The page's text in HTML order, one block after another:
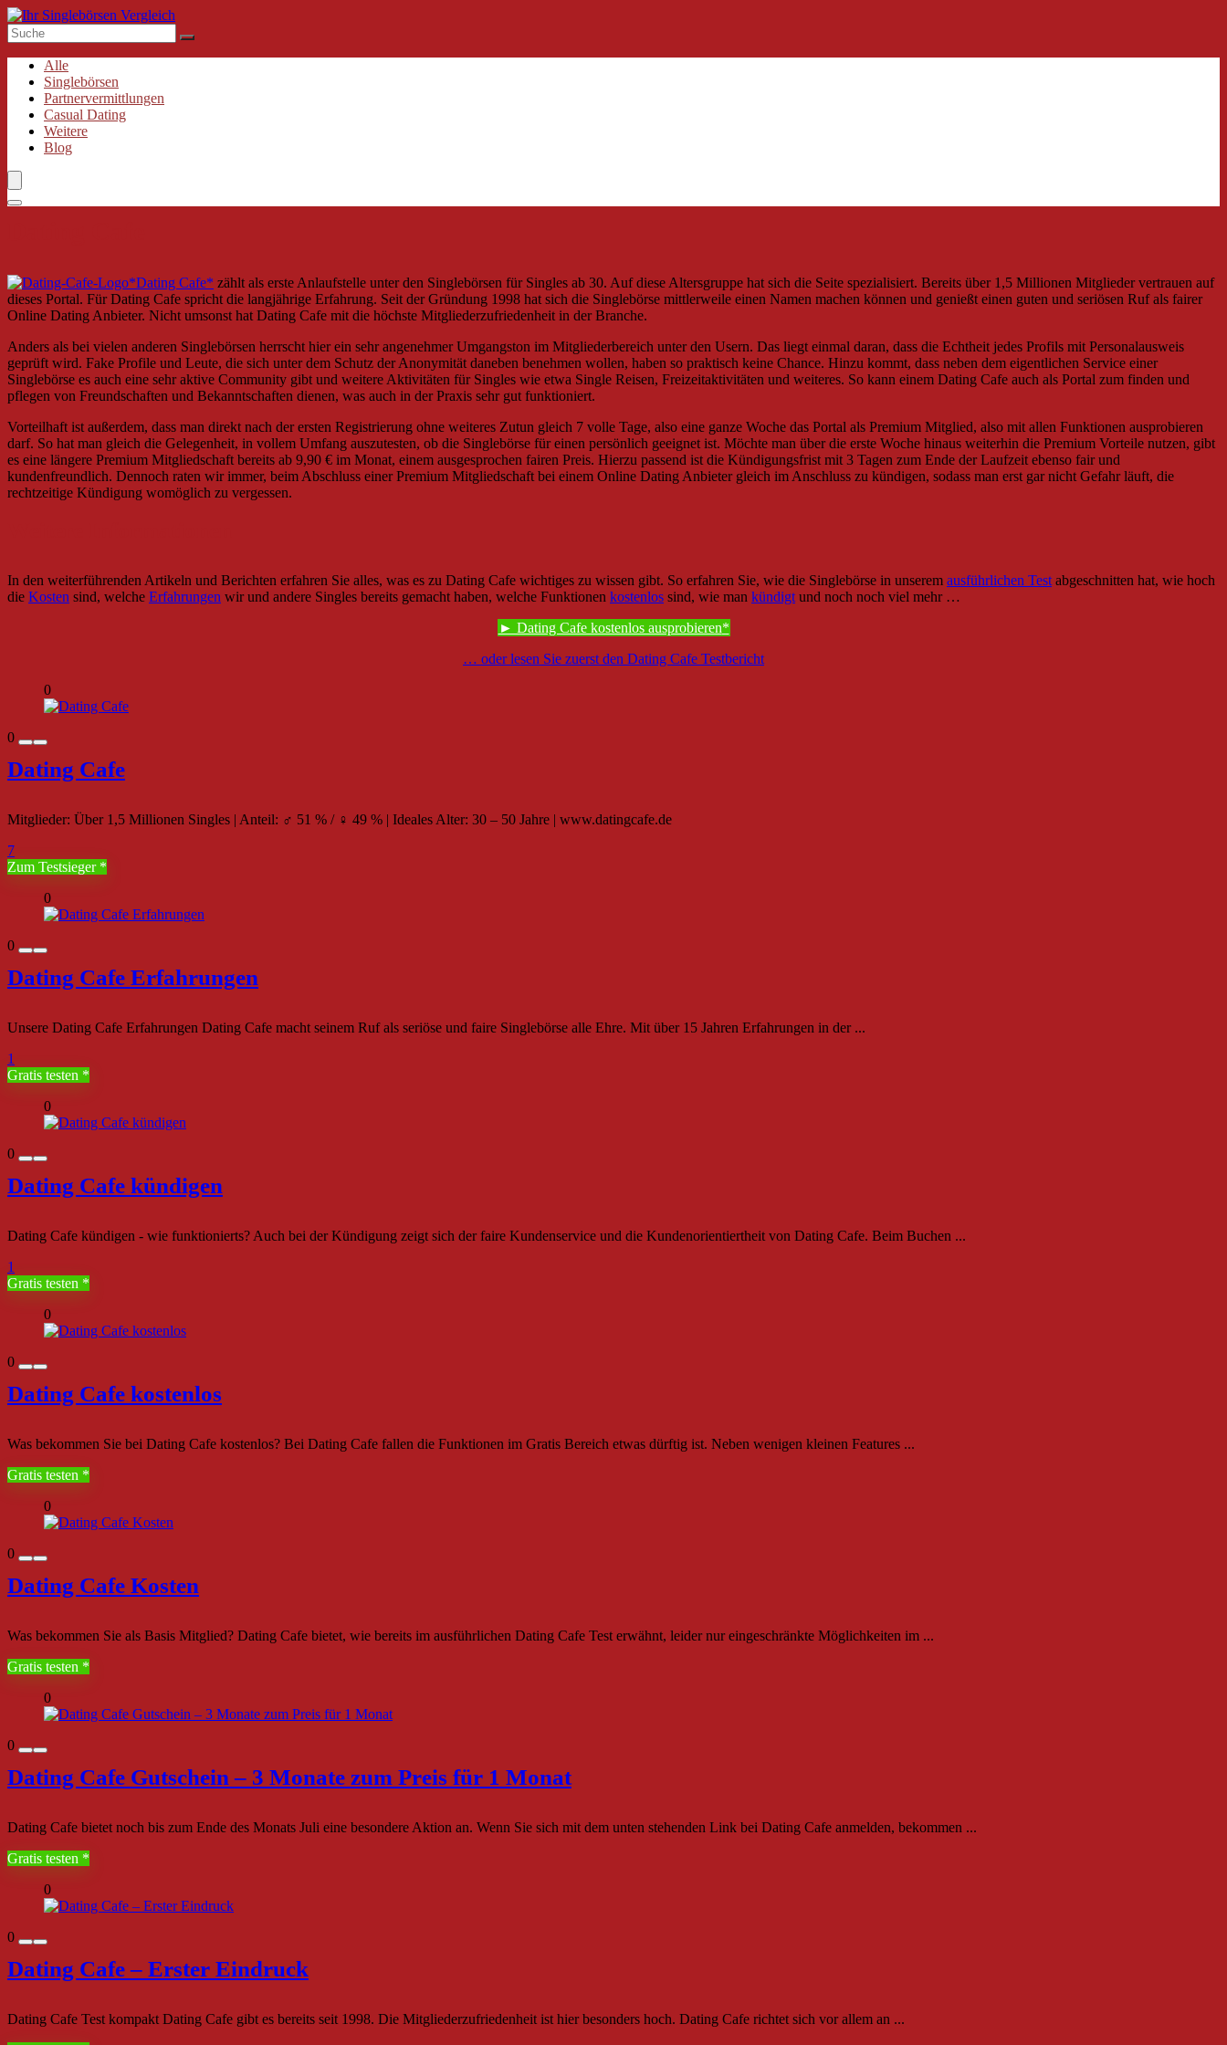
Alle
Singlebörsen
Partnervermittlungen
Casual Dating
Weitere
Blog
Dating Cafe
zählt als erste Anlaufstelle unter den Singlebörsen für Singles ab 30. Auf diese Altersgruppe hat sich die Seite spezialisiert. Bereits über 1,5 Millionen Mitglieder vertrauen auf
dieses Portal. Für Dating Cafe spricht die langjährige Erfahrung. Seit der Gründung 1998 hat sich die Singlebörse mittlerweile einen Namen machen können und genießt einen guten und seriösen Ruf als fairer
Online Dating Anbieter. Nicht umsonst hat Dating Cafe mit die höchste Mitgliederzufriedenheit in der Branche.
Anders als bei vielen anderen Singlebörsen herrscht hier ein sehr angenehmer Umgangston im Mitgliederbereich unter den Usern. Das liegt einmal daran, dass die Echtheit jedes Profils mit Personalausweis
geprüft wird. Fake Profile und Leute, die sich unter dem Schutz der Anonymität daneben benehmen wollen, haben so praktisch keine Chance. Hinzu kommt, dass neben dem eigentlichen Service einer
Singlebörse es auch eine sehr aktive Community gibt und weitere Aktivitäten für Singles wie etwa Single Reisen, Freizeitaktivitäten und weiteres. So kann einem Dating Cafe auch als Portal zum finden und
pflegen von Freundschaften und Bekanntschaften dienen, was auch in der Praxis sehr gut funktioniert.
Vorteilhaft ist außerdem, dass man direkt nach der ersten Registrierung ohne weiteres Zutun gleich 7 volle Tage, also eine ganze Woche das Portal als Premium Mitglied, also mit allen Funktionen ausprobieren
darf. So hat man gleich die Gelegenheit, in vollem Umfang auszutesten, ob die Singlebörse für einen persönlich geeignet ist. Möchte man über die erste Woche hinaus weiterhin die Premium Vorteile nutzen, gibt
es eine längere Premium Mitgliedschaft bereits ab 9,90 € im Monat, einem ausgesprochen fairen Preis. Hierzu passend ist die Kündigungsfrist mit 3 Tagen zum Ende der Laufzeit ebenso fair und
kundenfreundlich. Dennoch raten wir immer, beim Abschluss einer Premium Mitgliedschaft bei einem Online Dating Anbieter gleich im Anschluss zu kündigen, sodass man erst gar nicht Gefahr läuft, die
rechtzeitige Kündigung womöglich zu vergessen.
In den weiterführenden Artikeln und Berichten erfahren Sie alles, was es zu Dating Cafe wichtiges zu wissen gibt. So erfahren Sie, wie die Singlebörse in unserem ausführlichen Test abgeschnitten hat, wie hoch
die Kosten sind, welche Erfahrungen wir und andere Singles bereits gemacht haben, welche Funktionen kostenlos sind, wie man kündigt und noch noch viel mehr …
► Dating Cafe kostenlos ausprobieren
… oder lesen Sie zuerst den Dating Cafe Testbericht
0
0
Dating Cafe
Mitglieder: Über 1,5 Millionen Singles | Anteil: ♂ 51 % / ♀ 49 % | Ideales Alter: 30 – 50 Jahre | www.datingcafe.de
7
Zum Testsieger
0
0
Dating Cafe Erfahrungen
Unsere Dating Cafe Erfahrungen Dating Cafe macht seinem Ruf als seriöse und faire Singlebörse alle Ehre. Mit über 15 Jahren Erfahrungen in der ...
1
Gratis testen
0
0
Dating Cafe kündigen
Dating Cafe kündigen - wie funktionierts? Auch bei der Kündigung zeigt sich der faire Kundenservice und die Kundenorientiertheit von Dating Cafe. Beim Buchen ...
1
Gratis testen
0
0
Dating Cafe kostenlos
Was bekommen Sie bei Dating Cafe kostenlos? Bei Dating Cafe fallen die Funktionen im Gratis Bereich etwas dürftig ist. Neben wenigen kleinen Features ...
Gratis testen
0
0
Dating Cafe Kosten
Was bekommen Sie als Basis Mitglied? Dating Cafe bietet, wie bereits im ausführlichen Dating Cafe Test erwähnt, leider nur eingeschränkte Möglichkeiten im ...
Gratis testen
0
0
Dating Cafe Gutschein – 3 Monate zum Preis für 1 Monat
Dating Cafe bietet noch bis zum Ende des Monats Juli eine besondere Aktion an. Wenn Sie sich mit dem unten stehenden Link bei Dating Cafe anmelden, bekommen ...
Gratis testen
0
0
Dating Cafe – Erster Eindruck
Dating Cafe Test kompakt Dating Cafe gibt es bereits seit 1998. Die Mitgliederzufriedenheit ist hier besonders hoch. Dating Cafe richtet sich vor allem an ...